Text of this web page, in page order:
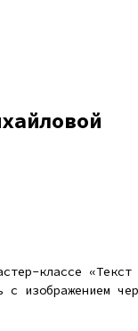
классе «Текст
с изображением